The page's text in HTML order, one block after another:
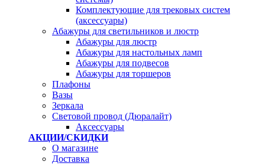
Комплектующие для трековых систем
(аксессуары)
Абажуры для светильников и люстр
Абажуры для люстр
Абажуры для настольных ламп
Абажуры для подвесов
Абажуры для торшеров
Плафоны
Вазы
Зеркала
Световой провод (Дюралайт)
Аксессуары
АКЦИИ/СКИДКИ
О магазине
Доставка